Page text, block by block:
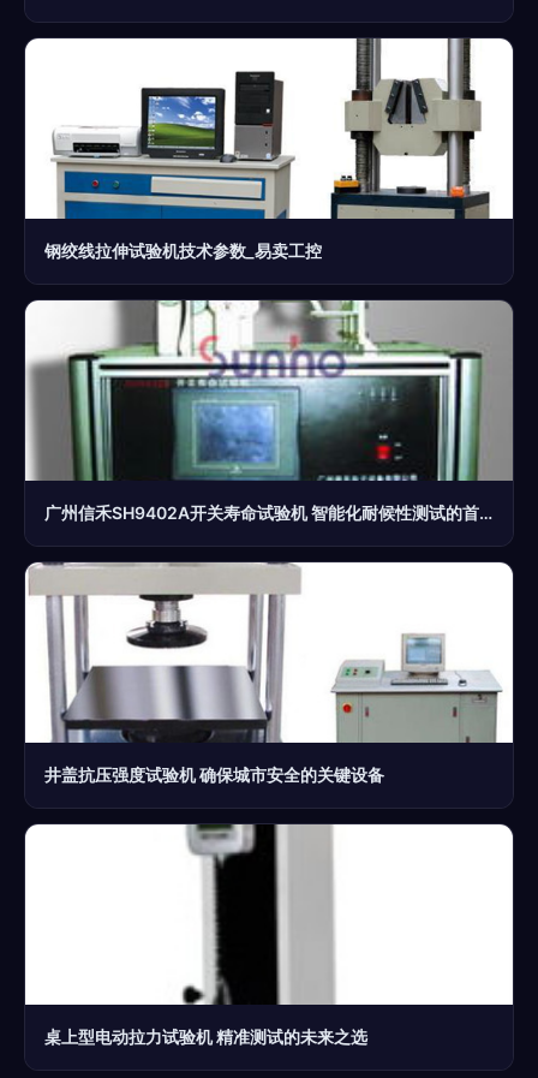
钢绞线拉伸试验机技术参数_易卖工控
广州信禾SH9402A开关寿命试验机 智能化耐候性测试的首选解决方案
井盖抗压强度试验机 确保城市安全的关键设备
桌上型电动拉力试验机 精准测试的未来之选